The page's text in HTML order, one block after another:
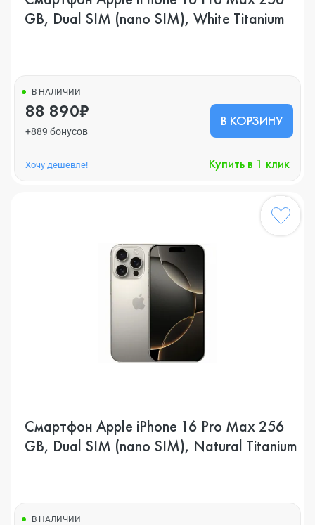
GB, Dual SIM (nano SIM), White Titanium
В НАЛИЧИИ
88 890₽
+889 бонусов
В КОРЗИНУ
Хочу дешевле! Купить в 1 клик
Смартфон Apple iPhone 16 Pro Max 256
GB, Dual SIM (nano SIM), Natural Titanium
В НАЛИЧИИ